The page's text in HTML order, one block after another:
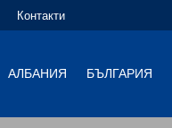
Контакти
АЛБАНИЯ БЪЛГАРИЯ